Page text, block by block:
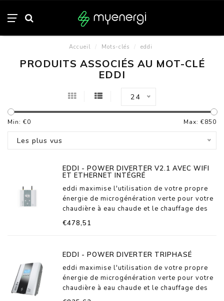
Accueil / Mots-clés / eddi
PRODUITS ASSOCIÉS AU MOT-CLÉ
EDDI
24
Min: €0 Max: €850
Les plus vus
EDDI - POWER DIVERTER V2.1 AVEC WIFI
ET ETHERNET INTÉGRÉ
eddi maximise l'utilisation de votre propre
énergie de microgénération verte pour votre
chaudière à eau chaude et le chauffage des
locaux en détournant l'énergie excédentaire
de votre installation photovoltaïque ou
€478,51
EDDI - POWER DIVERTER TRIPHASÉ
eddi maximise l'utilisation de votre propre
énergie de microgénération verte pour votre
chaudière à eau chaude et le chauffage des
locaux en détournant l'énergie excédentaire